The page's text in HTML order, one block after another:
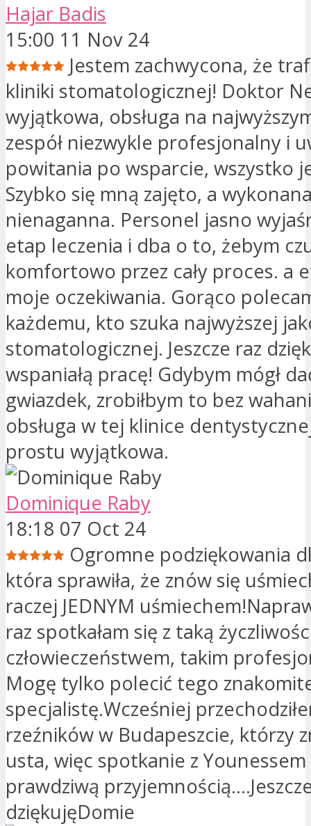
Hajar Badis
15:00 11 Nov 24
Jestem zachwycona, że
kliniki stomatologicznej! Doktor
wyjątkowa, obsługa na
zespół niezwykle profesjonalny i
powitania po wsparcie, wszystko
Szybko się mną zajęto, a
nienaganna. Personel jasno
etap leczenia i dba o to, żebym
komfortowo przez cały proces. a
moje oczekiwania. Gorąco
każdemu, kto szuka najwyższej
stomatologicznej. Jeszcze raz
wspaniałą pracę! Gdybym mógł
gwiazdek, zrobiłbym to bez
obsługa w tej klinice
prostu wyjątkowa.
Dominique Raby
18:18 07 Oct 24
Ogromne podziękowania
która sprawiła, że ​​znów się
raczej JEDNYM
raz spotkałam się z taką
człowieczeństwem, takim
Mogę tylko polecić tego
specjalistę.Wcześniej
rzeźników w Budapeszcie, którzy
usta, więc spotkanie z Younessem
prawdziwą
dziękujęDomie